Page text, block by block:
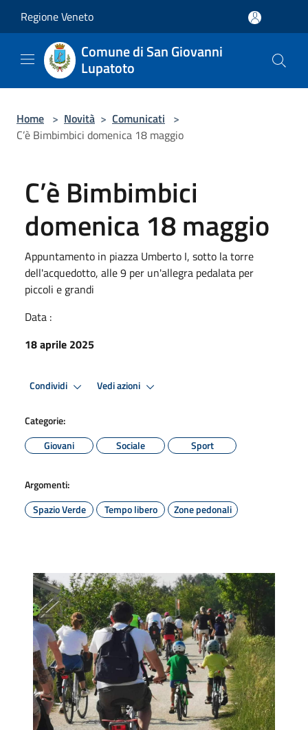
Regione Veneto
Comune di San Giovanni
Lupatoto
Home > Novità > Comunicati >
C’è Bimbimbici domenica 18 maggio
C’è Bimbimbici
domenica 18 maggio
Appuntamento in piazza Umberto I, sotto la torre
dell'acquedotto, alle 9 per un'allegra pedalata per
piccoli e grandi
Data :
18 aprile 2025
Condividi Vedi azioni
Categorie:
Giovani
Sociale Sport
Argomenti:
Spazio Verde
Tempo libero Zone pedonali